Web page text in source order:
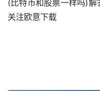
(比特币和股票一样吗)
关注欧意下载